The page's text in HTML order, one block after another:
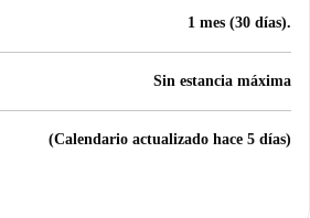
1 mes (30 días).
Sin estancia máxima
(Calendario actualizado hace 5 días)